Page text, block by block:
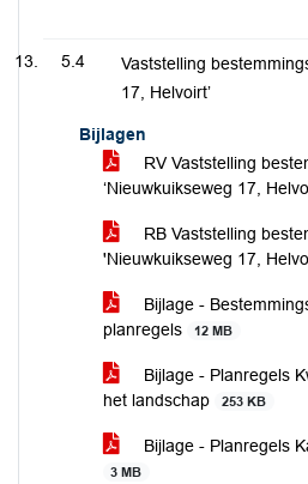
5.4
Vaststelling
17, Helvoirt’
Bijlagen
RV Vaststelling
‘Nieuwkuikseweg 17,
RB Vaststelling
'Nieuwkuikseweg 17,
Bijlage -
planregels
12 MB
Bijlage - Planregels
het landschap
253 KB
Bijlage - Planregels
3 MB